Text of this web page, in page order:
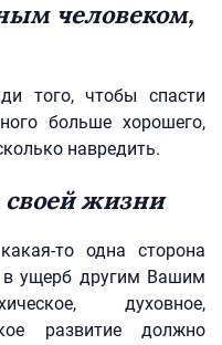
человеком,
того, чтобы спасти
больше хорошего,
навредить.
своей жизни
то одна сторона
в ущерб другим Вашим
духовное,
развитие должно